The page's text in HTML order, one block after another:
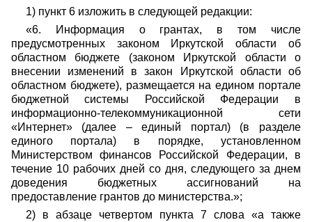
1) пункт 6 изложить в следующей редакции:
«6. Информация о грантах, в том числе
предусмотренных законом Иркутской области об
областном бюджете (законом Иркутской области о
внесении изменений в закон Иркутской области об
областном бюджете), размещается на едином портале
бюджетной системы Российской Федерации в
информационно-телекоммуникационной сети
«Интернет» (далее – единый портал) (в разделе
единого портала) в порядке, установленном
Министерством финансов Российской Федерации, в
течение 10 рабочих дней со дня, следующего за днем
доведения бюджетных ассигнований на
предоставление грантов до министерства.»;
2) в абзаце четвертом пункта 7 слова «а также